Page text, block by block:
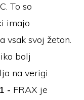
To so
imajo
vsak svoj žeton.
bolj
na verigi.
- FRAX je